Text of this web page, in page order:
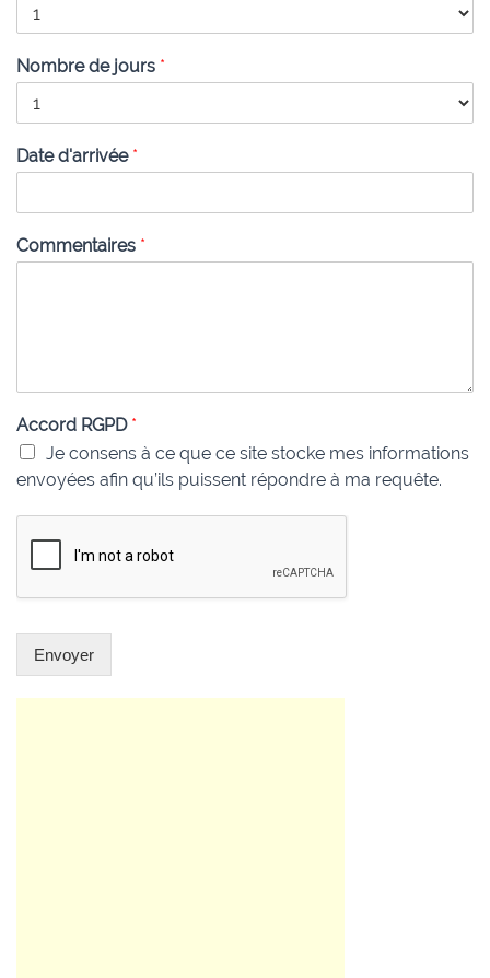
Nombre de jours *
Date d'arrivée *
Commentaires *
Accord RGPD *
Je consens à ce que ce site stocke mes informations
envoyées afin qu’ils puissent répondre à ma requête.
Envoyer